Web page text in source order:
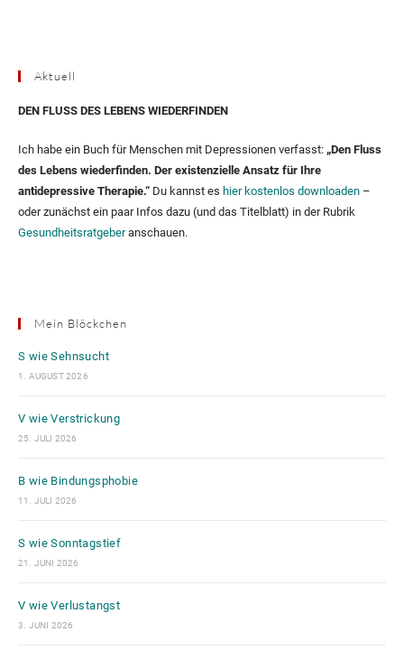
Aktuell
DEN FLUSS DES LEBENS WIEDERFINDEN
Ich habe ein Buch für Menschen mit Depressionen verfasst: „Den Fluss
des Lebens wiederfinden. Der existenzielle Ansatz für Ihre
antidepressive Therapie.“ Du kannst es hier kostenlos downloaden –
oder zunächst ein paar Infos dazu (und das Titelblatt) in der Rubrik
Gesundheitsratgeberanschauen.
Mein Blöckchen
S wie Sehnsucht
1. AUGUST 2026
V wie Verstrickung
25. JULI 2026
B wie Bindungsphobie
11. JULI 2026
S wie Sonntagstief
21. JUNI 2026
V wie Verlustangst
3. JUNI 2026